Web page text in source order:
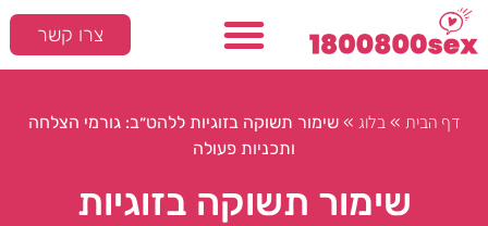
צרו קשר
דף הבית »בלוג »שימור תשוקה בזוגיות ללהט״ב: גורמי הצלחה
ותכניות פעולה
שימור תשוקה בזוגיות